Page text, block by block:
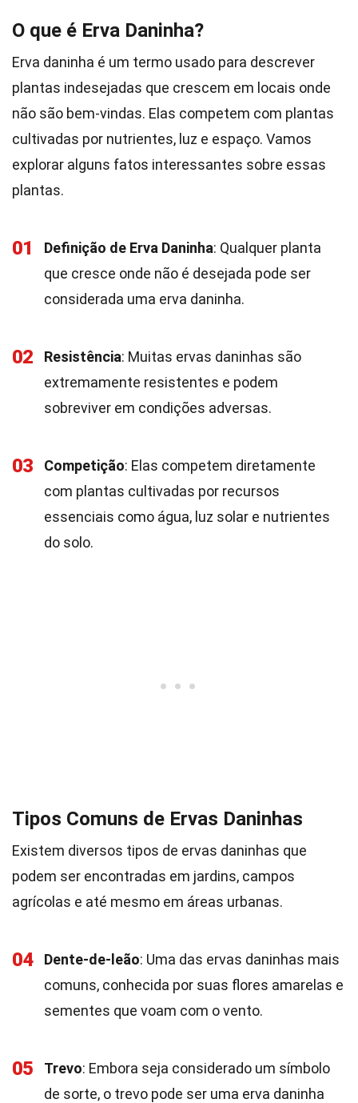
O que é Erva Daninha?
Erva daninha é um termo usado para descrever
plantas indesejadas que crescem em locais onde
não são bem-vindas. Elas competem com plantas
cultivadas por nutrientes, luz e espaço. Vamos
explorar alguns fatos interessantes sobre essas
plantas.
01 Definição de Erva Daninha: Qualquer planta
que cresce onde não é desejada pode ser
considerada uma erva daninha.
02 Resistência: Muitas ervas daninhas são
extremamente resistentes e podem
sobreviver em condições adversas.
03 Competição: Elas competem diretamente
com plantas cultivadas por recursos
essenciais como água, luz solar e nutrientes
do solo.
Tipos Comuns de Ervas Daninhas
Existem diversos tipos de ervas daninhas que
podem ser encontradas em jardins, campos
agrícolas e até mesmo em áreas urbanas.
04 Dente-de-leão: Uma das ervas daninhas mais
comuns, conhecida por suas flores amarelas e
sementes que voam com o vento.
05 Trevo: Embora seja considerado um símbolo
de sorte, o trevo pode ser uma erva daninha